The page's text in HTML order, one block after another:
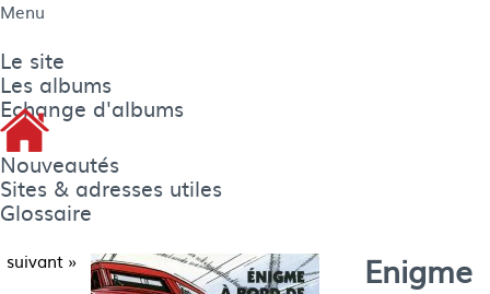
Menu
Le site
Les albums
Echange d'albums
Nouveautés
Sites & adresses utiles
Glossaire
suivant »
Enigme